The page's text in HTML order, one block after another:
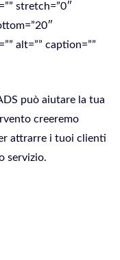
stretch=”0″
alt=”” caption=””
può aiutare la tua
creeremo
attrarre i tuoi clienti
servizio.